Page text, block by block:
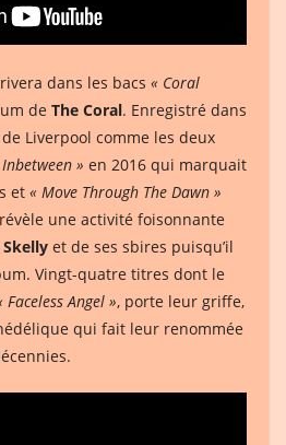
dans les bacs « Coral
de The Coral. Enregistré dans
Liverpool comme les deux
» en 2016 qui marquait
et « Move Through The Dawn »
une activité foisonnante
Skelly et de ses sbires puisqu’il
Vingt-quatre titres dont le
Faceless Angel », porte leur griffe,
qui fait leur renommée